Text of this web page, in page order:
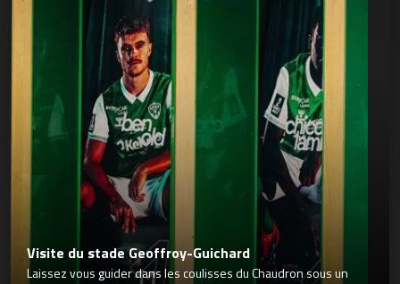
Visite du stade Geoffroy-Guichard
Laissez vous guider dans les coulisses du Chaudron sous un